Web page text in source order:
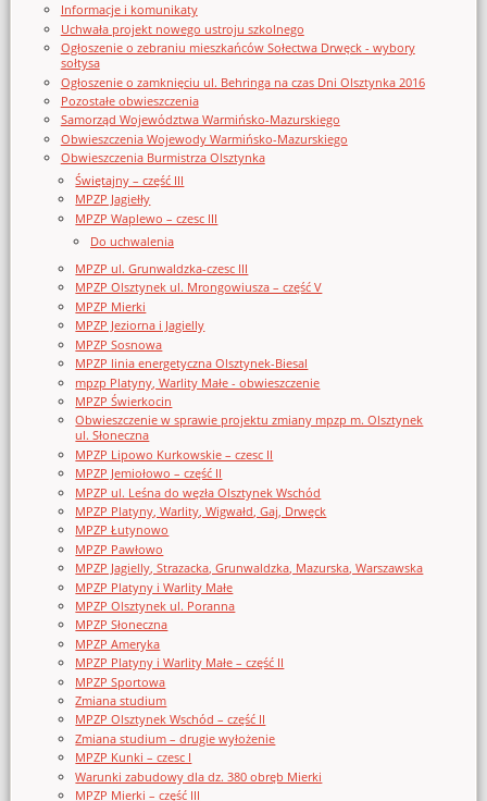
Informacje i komunikaty
Uchwała projekt nowego ustroju szkolnego
Ogłoszenie o zebraniu mieszkańców Sołectwa Drwęck - wybory
sołtysa
Ogłoszenie o zamknięciu ul. Behringa na czas Dni Olsztynka 2016
Pozostałe obwieszczenia
Samorząd Województwa Warmińsko-Mazurskiego
Obwieszczenia Wojewody Warmińsko-Mazurskiego
Obwieszczenia Burmistrza Olsztynka
Świętajny – część III
MPZP Jagiełły
MPZP Waplewo – czesc III
Do uchwalenia
MPZP ul. Grunwaldzka-czesc III
MPZP Olsztynek ul. Mrongowiusza – część V
MPZP Mierki
MPZP Jeziorna i Jagielly
MPZP Sosnowa
MPZP linia energetyczna Olsztynek-Biesal
mpzp Platyny, Warlity Małe - obwieszczenie
MPZP Świerkocin
Obwieszczenie w sprawie projektu zmiany mpzp m. Olsztynek
ul. Słoneczna
MPZP Lipowo Kurkowskie – czesc II
MPZP Jemiołowo – część II
MPZP ul. Leśna do węzła Olsztynek Wschód
MPZP Platyny, Warlity, Wigwałd, Gaj, Drwęck
MPZP Łutynowo
MPZP Pawłowo
MPZP Jagielly, Strazacka, Grunwaldzka, Mazurska, Warszawska
MPZP Platyny i Warlity Małe
MPZP Olsztynek ul. Poranna
MPZP Słoneczna
MPZP Ameryka
MPZP Platyny i Warlity Małe – część II
MPZP Sportowa
Zmiana studium
MPZP Olsztynek Wschód – część II
Zmiana studium – drugie wyłożenie
MPZP Kunki – czesc I
Warunki zabudowy dla dz. 380 obręb Mierki
MPZP Mierki – część III